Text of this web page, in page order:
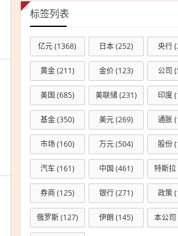
标签列表
亿元(1368) 日本(252) 央行
黄金(211) 金价(123) 公司
美国 (685) 美联储(231) 印度
基金(350) 美元(269) 通胀
市场(160) 万元(504) 股份
汽车(161) 中国 (461) 特斯拉
券商(125) 银行(271) 政策
俄罗斯(127) 伊朗 (145) 本公司